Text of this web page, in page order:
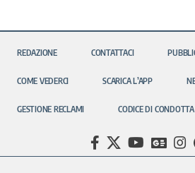
REDAZIONE CONTATTACI
COME VEDERCI SCARICA L’APP
GESTIONE RECLAMI CODICE DI CONDOTTA